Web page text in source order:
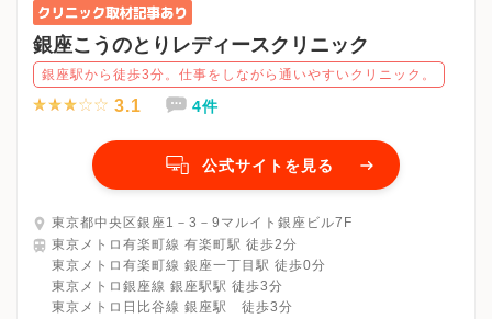
銀座こうのとりレディースクリニック
銀座駅から徒歩3分。仕事をしながら通いやすいクリニック。
3.1 4件
公式サイトを見る
東京都中央区銀座1－3－9マルイト銀座ビル7F
東京メトロ有楽町線 有楽町駅 徒歩2分
東京メトロ有楽町線 銀座一丁目駅 徒歩0分
東京メトロ銀座線 銀座駅駅 徒歩3分
東京メトロ日比谷線 銀座駅 徒歩3分